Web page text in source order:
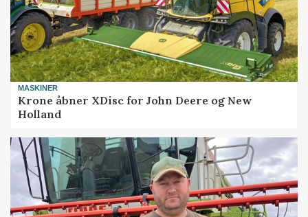
MASKINER
Krone åbner XDisc for John Deere og New
Holland